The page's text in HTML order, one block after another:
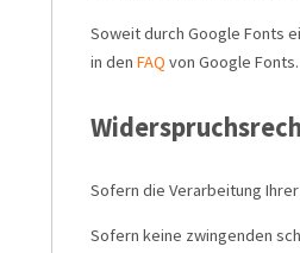
Soweit durch Google Fonts
in denFAQ von Google Fonts.
Sofern die Verarbeitung
Sofern keine zwingenden